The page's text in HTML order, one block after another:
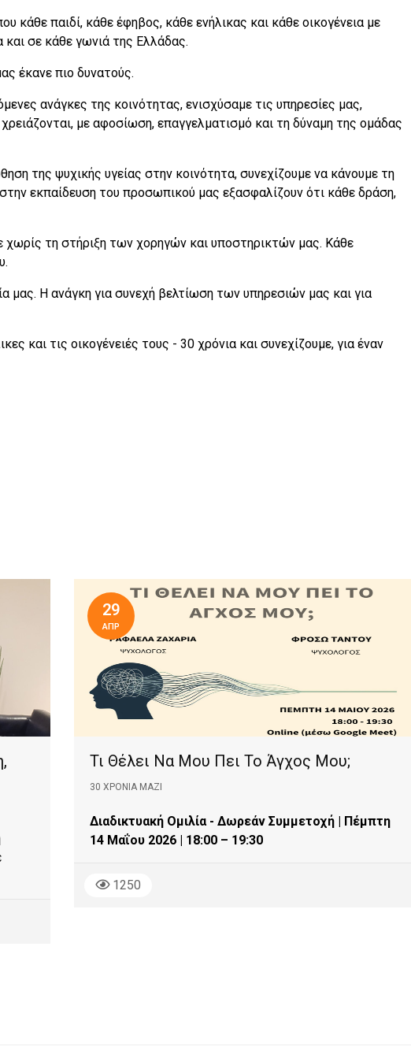
κάθε παιδί, κάθε έφηβος, κάθε ενήλικας και κάθε οικογένεια με
και σε κάθε γωνιά της Ελλάδας.
έκανε πιο δυνατούς.
ανάγκες της κοινότητας, ενισχύσαμε τις υπηρεσίες μας,
με αφοσίωση, επαγγελματισμό και τη δύναμη της ομάδας
της ψυχικής υγείας στην κοινότητα, συνεχίζουμε να κάνουμε τη
εκπαίδευση του προσωπικού μας εξασφαλίζουν ότι κάθε δράση,
τη στήριξη των χορηγών και υποστηρικτών μας. Κάθε
μας. Η ανάγκη για συνεχή βελτίωση των υπηρεσιών μας και για
και τις οικογένειές τους - 30 χρόνια και συνεχίζουμε, για έναν
29
ΑΠΡ
Τι Θέλει Να Μου Πει Το Άγχος Μου;
30 ΧΡΌΝΙΑ ΜΑΖΊ
Διαδικτυακή Ομιλία - Δωρεάν Συμμετοχή | Πέμπτη
14 Μαΐου 2026 | 18:00 – 19:30
1250